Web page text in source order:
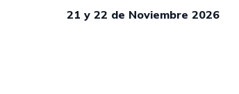
21 y 22 de Noviembre 2026